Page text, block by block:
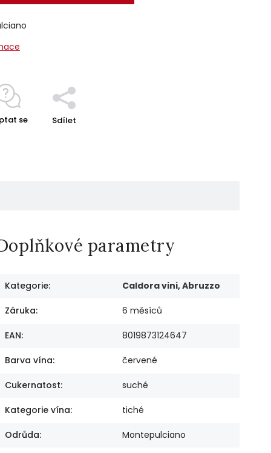
se Sdílet
parametry
Kategorie: Caldora vini, Abruzzo
Záruka: 6 měsíců
EAN: 8019873124647
Barva vína: červené
Cukernatost: suché
Kategorie vína: tiché
Odrůda: Montepulciano